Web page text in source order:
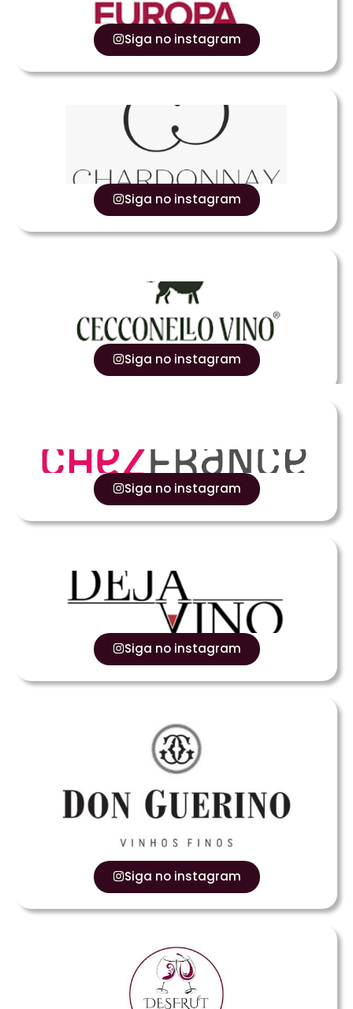
Siga no instagram
Siga no instagram
Siga no instagram
Siga no instagram
Siga no instagram
Siga no instagram